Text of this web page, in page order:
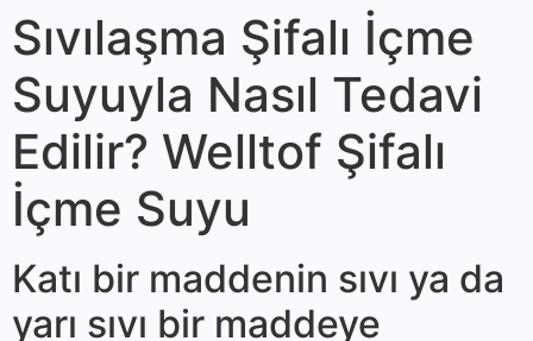
Sıvılaşma Şifalı İçme
Suyuyla Nasıl Tedavi
Edilir? Welltof Şifalı
İçme Suyu
Katı bir madde­nin sıvı ya da
yarı sıvı bir maddeye